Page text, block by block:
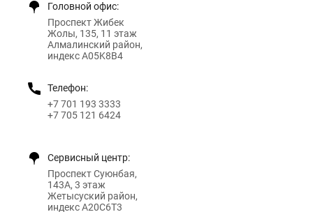
Головной офис:
Проспект Жибек
Жолы, 135, 11 этаж
Алмалинский район,
индекс A05K8B4
Телефон:
+7 701 193 3333
+7 705 121 6424
Сервисный центр:
Проспект Суюнбая,
143А, 3 этаж
Жетысуский район,
индекс A20C6T3